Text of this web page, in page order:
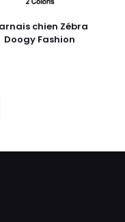
chien Zébra
Doogy Fashion